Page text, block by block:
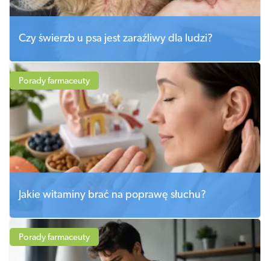
Czy świerzb u psa jest zaraźliwy dla ludzi?
Porady farmaceuty
Jakie witaminy brać na poprawę słuchu?
Porady farmaceuty